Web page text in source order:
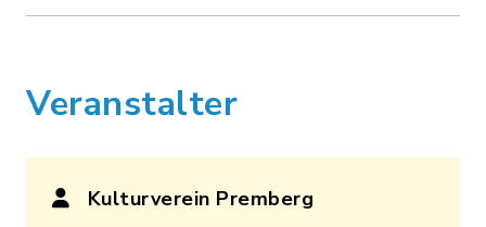
Veranstalter
Kulturverein Premberg